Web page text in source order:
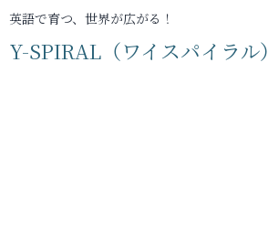
英語で育つ、世界が広がる！
Y-SPIRAL（ワイスパイラル）